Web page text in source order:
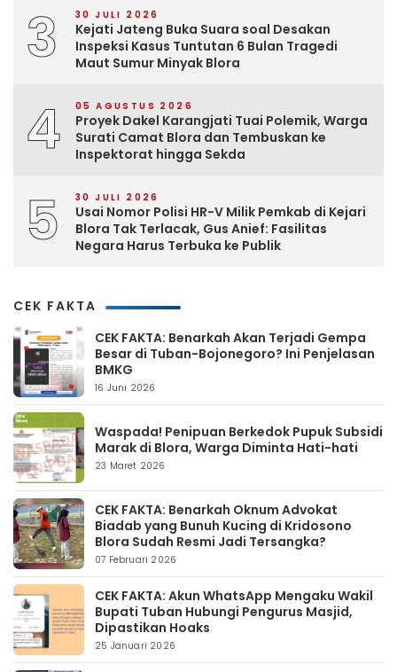
3 30 JULI 2026
Kejati Jateng Buka Suara soal Desakan
Inspeksi Kasus Tuntutan 6 Bulan Tragedi
Maut Sumur Minyak Blora
4 05 AGUSTUS 2026
Proyek Dakel Karangjati Tuai Polemik, Warga
Surati Camat Blora dan Tembuskan ke
Inspektorat hingga Sekda
5 30 JULI 2026
Usai Nomor Polisi HR-V Milik Pemkab di Kejari
Blora Tak Terlacak, Gus Anief: Fasilitas
Negara Harus Terbuka ke Publik
CEK FAKTA
CEK FAKTA: Benarkah Akan Terjadi Gempa
Besar di Tuban-Bojonegoro? Ini Penjelasan
BMKG
16 Juni 2026
Waspada! Penipuan Berkedok Pupuk Subsidi
Marak di Blora, Warga Diminta Hati-hati
23 Maret 2026
CEK FAKTA: Benarkah Oknum Advokat
Biadab yang Bunuh Kucing di Kridosono
Blora Sudah Resmi Jadi Tersangka?
07 Februari 2026
CEK FAKTA: Akun WhatsApp Mengaku Wakil
Bupati Tuban Hubungi Pengurus Masjid,
Dipastikan Hoaks
25 Januari 2026